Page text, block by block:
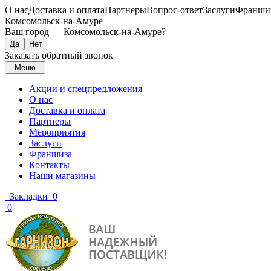
О насДоставка и оплатаПартнерыВопрос-ответЗаслуги
Комсомольск-на-Амуре
Ваш город — Комсомольск-на-Амуре?
Заказать обратный звонок
Меню
Акции и спецпредложения
О нас
Доставка и оплата
Партнеры
Мероприятия
Заслуги
Франшиза
Контакты
Наши магазины
Закладки 0
0